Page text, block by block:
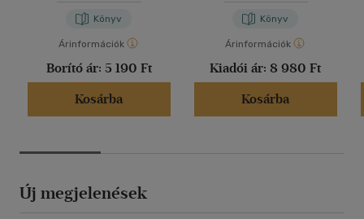
Könyv
Árinformációk
Borító ár: 5 190 Ft
Kosárba
Könyv
Árinformációk
Kiadói ár: 8 980 Ft
Kosárba
Új megjelenések